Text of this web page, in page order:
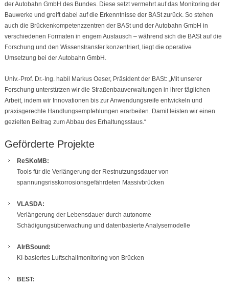
der Autobahn GmbH des Bundes. Diese setzt vermehrt auf das Monitoring der
Bauwerke und greift dabei auf die Erkenntnisse der BASt zurück. So stehen
auch die Brückenkompetenzzentren der BASt und der Autobahn GmbH in
verschiedenen Formaten in engem Austausch – während sich die BASt auf die
Forschung und den Wissenstransfer konzentriert, liegt die operative
Umsetzung bei der Autobahn GmbH.
Univ.-Prof. Dr.-Ing. habil Markus Oeser, Präsident der BASt: „Mit unserer
Forschung unterstützen wir die Straßenbauverwaltungen in ihrer täglichen
Arbeit, indem wir Innovationen bis zur Anwendungsreife entwickeln und
praxisgerechte Handlungsempfehlungen erarbeiten. Damit leisten wir einen
gezielten Beitrag zum Abbau des Erhaltungsstaus.“
Geförderte Projekte
ReSKoMB:
Tools für die Verlängerung der Restnutzungsdauer von
spannungsrisskorrosionsgefährdeten Massivbrücken
VLASDA:
Verlängerung der Lebensdauer durch autonome
Schädigungsüberwachung und datenbasierte Analysemodelle
AIrBSound:
KI-basiertes Luftschallmonitoring von Brücken
BEST: